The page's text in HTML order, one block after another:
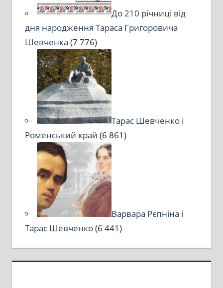
До 210 річниці від
дня народження Тараса Григоровича
Шевченка (7 776)
Тарас Шевченко і
Роменський край (6 861)
Варвара Рєпніна і
Тарас Шевченко(6 441)